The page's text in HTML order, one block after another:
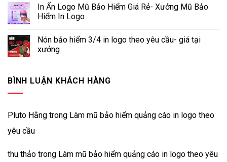
In Ấn Logo Mũ Bảo Hiểm Giá Rẻ- Xưởng Mũ Bảo
Hiểm In Logo
Nón bảo hiểm 3/4 in logo theo yêu cầu- giá tại
xưởng
BÌNH LUẬN KHÁCH HÀNG
Pluto Hằng trong Làm mũ bảo hiểm quảng cáo in logo theo
yêu cầu
thu thảo trong Làm mũ bảo hiểm quảng cáo in logo theo yêu